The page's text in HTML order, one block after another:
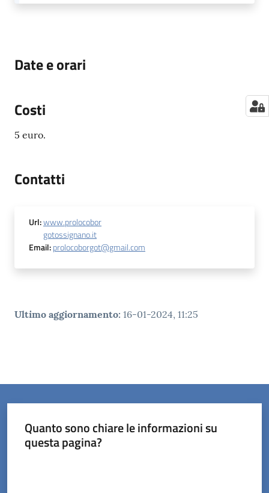
Date e orari
Costi
5 euro.
Contatti
Url:www.prolocobor
gotossignano.it
Email:prolocoborgot@gmail.com
Ultimo aggiornamento: 16-01-2024, 11:25
Quanto sono chiare le informazioni su
questa pagina?